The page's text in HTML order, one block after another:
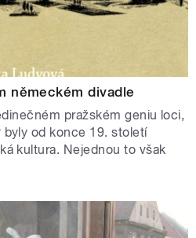
německém divadle
pražském geniu loci,
od konce 19. století
kultura. Nejednou to však